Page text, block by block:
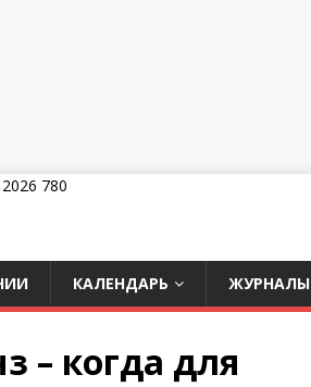
КАЛЕНДАРЬ ЖУРНАЛЫ
– когда для